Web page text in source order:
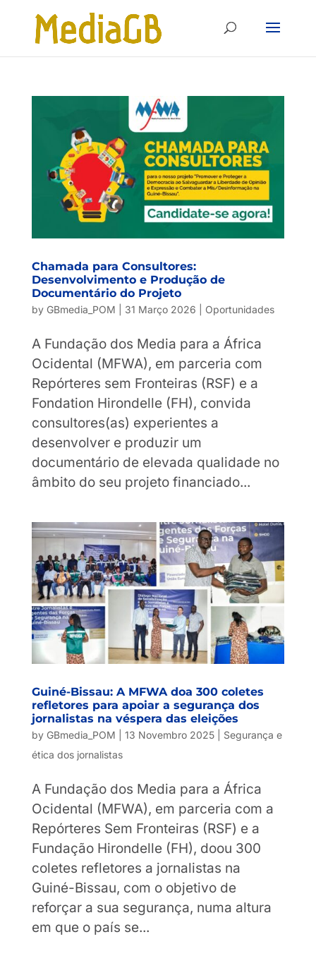
Content
navigation
Chamada para Consultores:
Desenvolvimento e Produção de
Documentário do Projeto
by GBmedia_POM 31 Março 2026 Oportunidades
A Fundação dos Media para a África
Ocidental (MFWA), em parceria com
Repórteres sem Fronteiras (RSF) e a
Fondation Hirondelle (FH), convida
consultores(as) experientes a
desenvolver e produzir um
documentário de elevada qualidade no
âmbito do seu projeto financiado...
Guiné-Bissau: A MFWA doa 300 coletes
refletores para apoiar a segurança dos
jornalistas na véspera das eleições
by GBmedia_POM 13 Novembro 2025| Segurança e
ética dos jornalistas
A Fundação dos Media para a África
Ocidental (MFWA), em parceria com a
Repórteres Sem Fronteiras (RSF) e a
Fundação Hirondelle (FH), doou 300
coletes refletores a jornalistas na
Guiné-Bissau, com o objetivo de
reforçar a sua segurança, numa altura
em que o país se...